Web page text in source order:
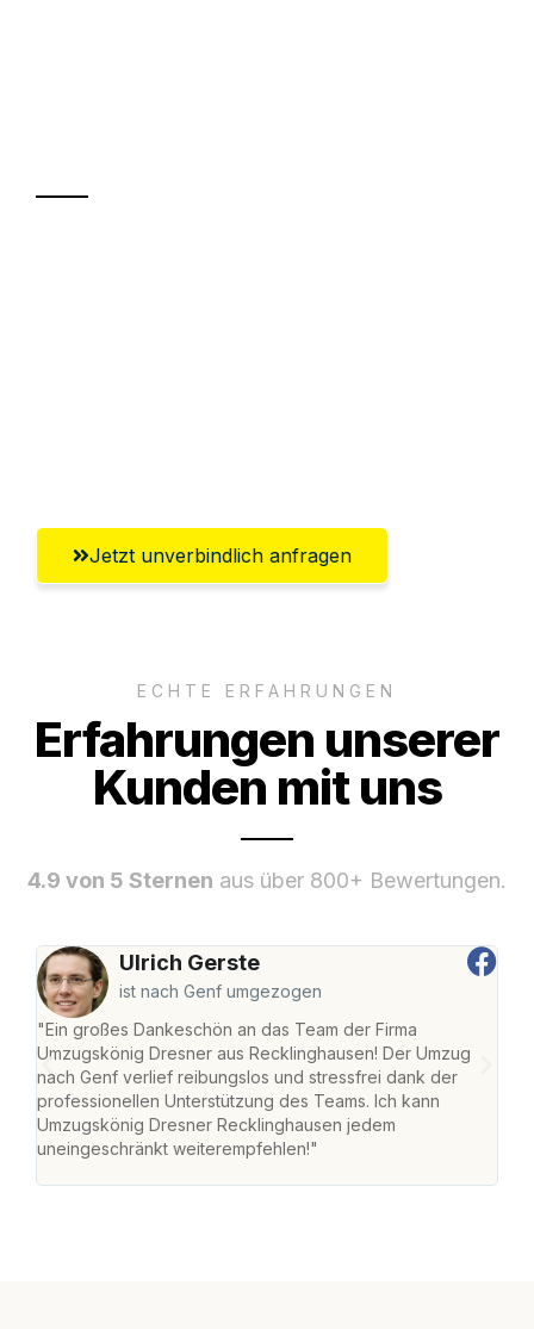
Jetzt unverbindlich anfragen
ECHTE ERFAHRUNGEN
Erfahrungen unserer
Kunden mit uns
4.9 von 5 Sternen aus über 800+ Bewertungen.
Ulrich Gerste
ist nach Genf umgezogen
"Ein großes Dankeschön an das Team der Firma
Umzugskönig Dresner aus Recklinghausen! Der Umzug
nach Genf verlief reibungslos und stressfrei dank der
professionellen Unterstützung des Teams. Ich kann
Umzugskönig Dresner Recklinghausen jedem
uneingeschränkt weiterempfehlen!"